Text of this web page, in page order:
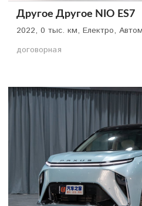
Другое Другое NIO ES7
2022, 0 тыс. км, Електро,
договорная